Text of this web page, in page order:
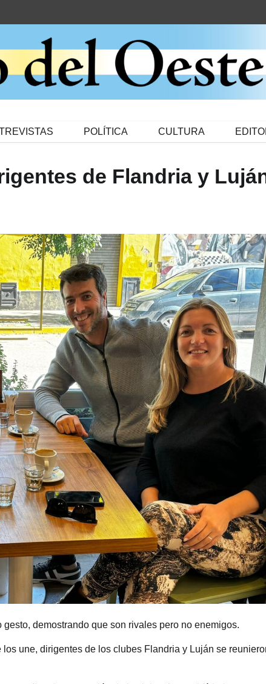
POLÍTICA CULTURA
de Flandria y
demostrando que son rivales pero no enemigos.
une, dirigentes de los clubes Flandria y Luján se